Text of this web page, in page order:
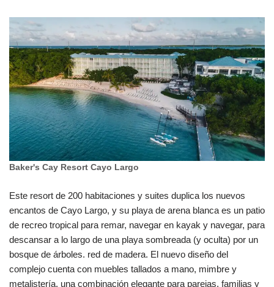
Baker's Cay Resort Cayo Largo
Este resort de 200 habitaciones y suites duplica los nuevos
encantos de Cayo Largo, y su playa de arena blanca es un patio
de recreo tropical para remar, navegar en kayak y navegar, para
descansar a lo largo de una playa sombreada (y oculta) por un
bosque de árboles. red de madera. El nuevo diseño del
complejo cuenta con muebles tallados a mano, mimbre y
metalistería, una combinación elegante para parejas, familias y